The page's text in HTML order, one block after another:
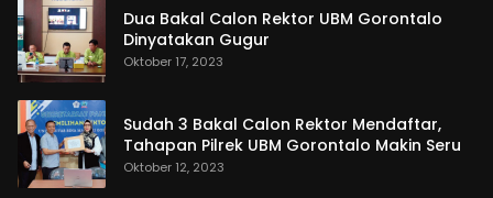
Dua Bakal Calon Rektor UBM Gorontalo
Dinyatakan Gugur
Oktober 17, 2023
Sudah 3 Bakal Calon Rektor Mendaftar,
Tahapan Pilrek UBM Gorontalo Makin Seru
Oktober 12, 2023